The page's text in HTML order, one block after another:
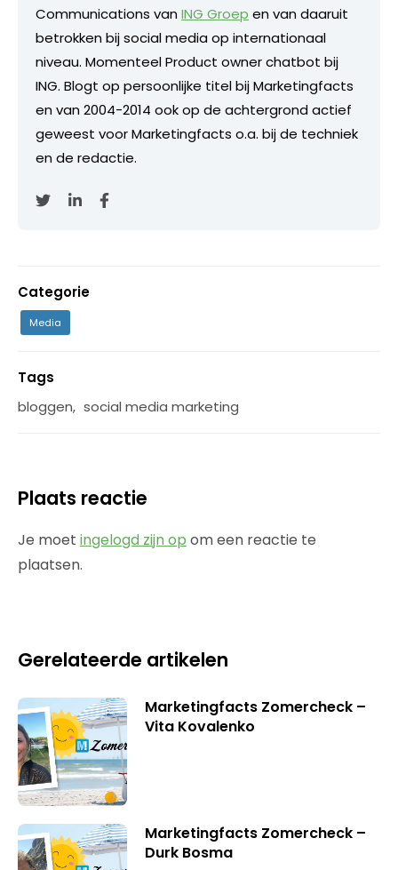
Communications vanING Groep en van daaruit
betrokken bij social media op internationaal
niveau. Momenteel Product owner chatbot bij
ING. Blogt op persoonlijke titel bij Marketingfacts
en van 2004-2014 ook op de achtergrond actief
geweest voor Marketingfacts o.a. bij de techniek
en de redactie.
Categorie
Media
Tags
bloggen, social media marketing
Plaats reactie
Je moet ingelogd zijn op om een reactie te
plaatsen.
Gerelateerde artikelen
Marketingfacts Zomercheck –
Vita Kovalenko
Marketingfacts Zomercheck –
Durk Bosma